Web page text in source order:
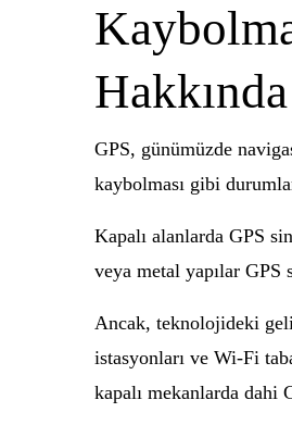
GPS, günümüzde
kaybolması gibi
Kapalı alanlarda GPS
veya metal yapılar
Ancak, teknolojideki
istasyonları ve Wi-Fi
kapalı mekanlarda